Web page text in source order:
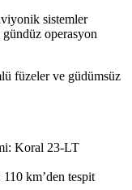
sistemler
operasyon
füzeler ve güdümsüz
Koral 23-LT
km’den tespit